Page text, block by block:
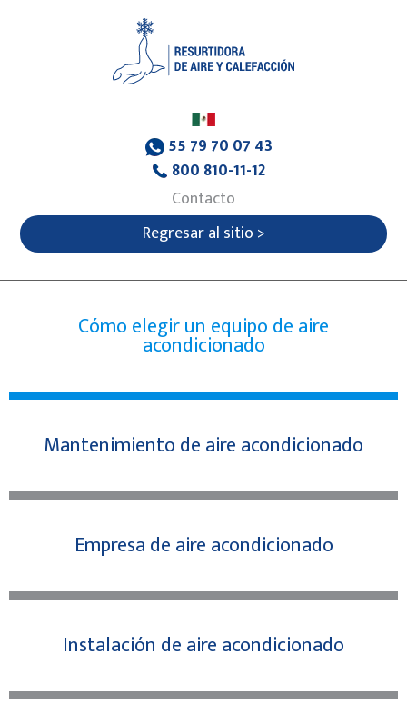
55 79 70 07 43
800 810-11-12
Contacto
Regresar al sitio >
Cómo elegir un equipo de aire
acondicionado
Mantenimiento de aire acondicionado
Empresa de aire acondicionado
Instalación de aire acondicionado